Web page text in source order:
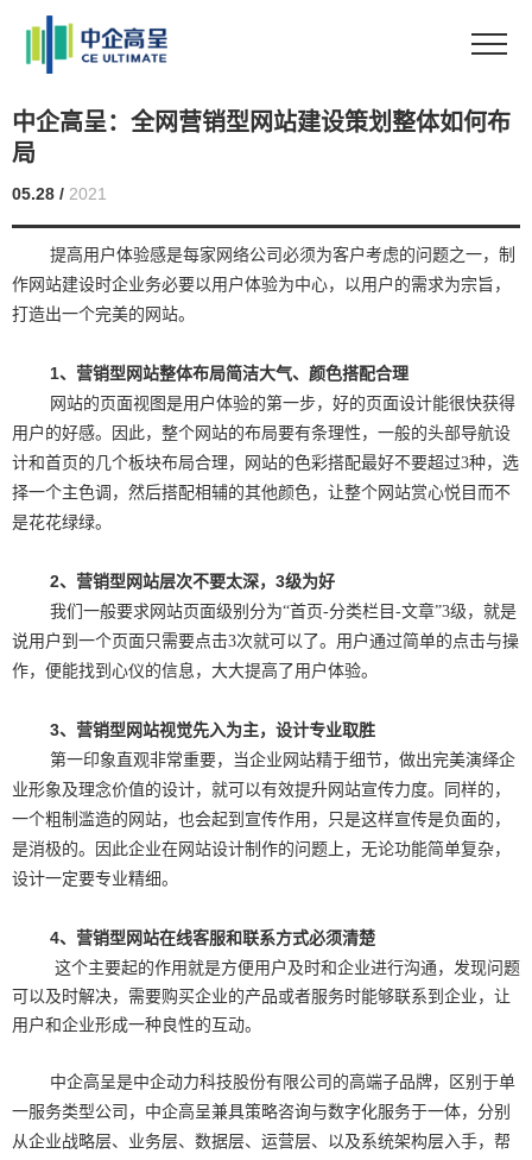
中企高呈：全网营销型网站建设策划整体如何布
局
05.28 / 2021
提高用户体验感是每家网络公司必须为客户考虑的问题之一，制
作网站建设时企业务必要以用户体验为中心，以用户的需求为宗旨，
打造出一个完美的网站。
1、营销型网站整体布局简洁大气、颜色搭配合理
网站的页面视图是用户体验的第一步，好的页面设计能很快获得
用户的好感。因此，整个网站的布局要有条理性，一般的头部导航设
计和首页的几个板块布局合理，网站的色彩搭配最好不要超过3种，选
择一个主色调，然后搭配相辅的其他颜色，让整个网站赏心悦目而不
是花花绿绿。
2、营销型网站层次不要太深，3级为好
我们一般要求网站页面级别分为“首页-分类栏目-文章”3级，就是
说用户到一个页面只需要点击3次就可以了。用户通过简单的点击与操
作，便能找到心仪的信息，大大提高了用户体验。
3、营销型网站视觉先入为主，设计专业取胜
第一印象直观非常重要，当企业网站精于细节，做出完美演绎企
业形象及理念价值的设计，就可以有效提升网站宣传力度。同样的，
一个粗制滥造的网站，也会起到宣传作用，只是这样宣传是负面的，
是消极的。因此企业在网站设计制作的问题上，无论功能简单复杂，
设计一定要专业精细。
4、营销型网站在线客服和联系方式必须清楚
这个主要起的作用就是方便用户及时和企业进行沟通，发现问题
可以及时解决，需要购买企业的产品或者服务时能够联系到企业，让
用户和企业形成一种良性的互动。
中企高呈是中企动力科技股份有限公司的高端子品牌，区别于单
一服务类型公司，中企高呈兼具策略咨询与数字化服务于一体，分别
从企业战略层、业务层、数据层、运营层、以及系统架构层入手，帮